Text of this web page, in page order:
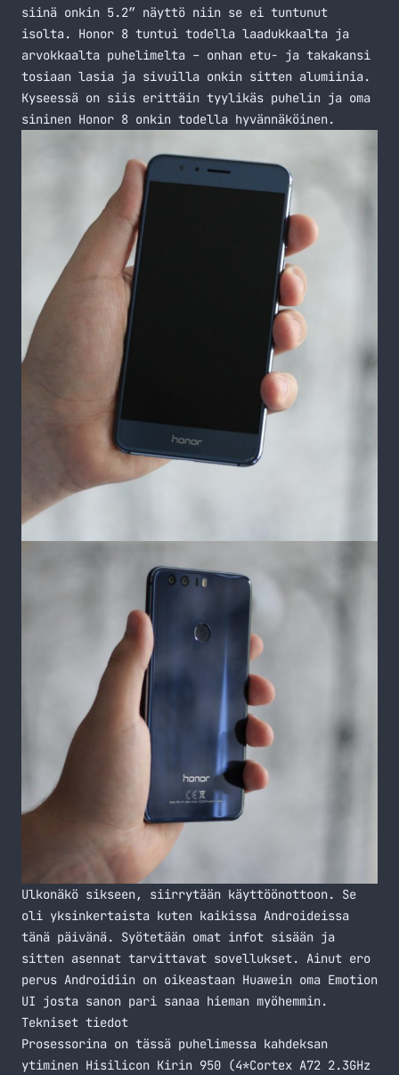
siinä onkin 5.2″ näyttö niin se ei tuntunut
isolta. Honor 8 tuntui todella laadukkaalta ja
arvokkaalta puhelimelta – onhan etu- ja takakansi
tosiaan lasia ja sivuilla onkin sitten alumiinia.
Kyseessä on siis erittäin tyylikäs puhelin ja oma
sininen Honor 8 onkin todella hyvännäköinen.
Ulkonäkö sikseen, siirrytään käyttöönottoon. Se
oli yksinkertaista kuten kaikissa Androideissa
tänä päivänä. Syötetään omat infot sisään ja
sitten asennat tarvittavat sovellukset. Ainut ero
perus Androidiin on oikeastaan Huawein oma Emotion
UI josta sanon pari sanaa hieman myöhemmin.
Tekniset tiedot
Prosessorina on tässä puhelimessa kahdeksan
ytiminen Hisilicon Kirin 950 (4*Cortex A72 2.3GHz